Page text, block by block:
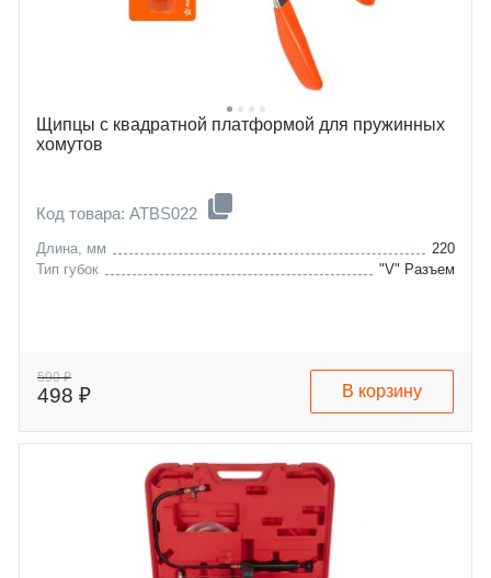
Щипцы с квадратной платформой для пружинных
хомутов
Код товара: ATBS022
Длина, мм
220
Тип губок
"V" Разъем
590 ₽
498 ₽ В корзину